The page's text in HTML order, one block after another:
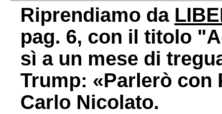
Riprendiamo da
pag. 6, con il titolo
sì a un mese di
Trump: «Parlerò con
Carlo Nicolato.